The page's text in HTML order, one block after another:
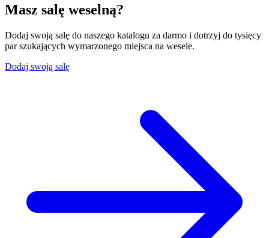
Masz salę weselną?
Dodaj swoją salę do naszego katalogu za darmo i dotrzyj do tysięcy
par szukających wymarzonego miejsca na wesele.
Dodaj swoją salę